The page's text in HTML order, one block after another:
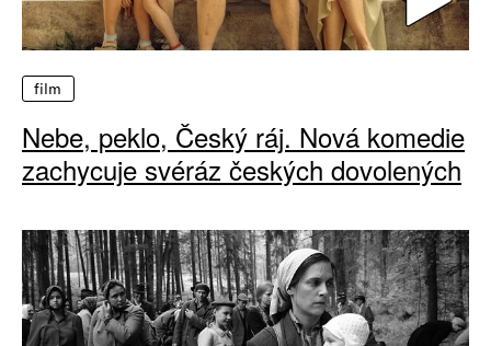
film
Nebe, peklo, Český ráj. Nová komedie
zachycuje svéráz českých dovolených